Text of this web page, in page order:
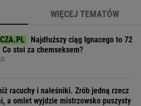
WIĘCEJ TEMATÓW
Najdłuższy ciąg Ignacego to 72
Co stoi za chemseksem?
racuchy i naleśniki. Zrób jedną rzecz
a omlet wyjdzie mistrzowsko puszysty